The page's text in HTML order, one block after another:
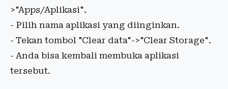
>"Apps/Aplikasi".
- Pilih nama aplikasi yang diinginkan.
- Tekan tombol "Clear data"->"Clear Storage".
- Anda bisa kembali membuka aplikasi
tersebut.